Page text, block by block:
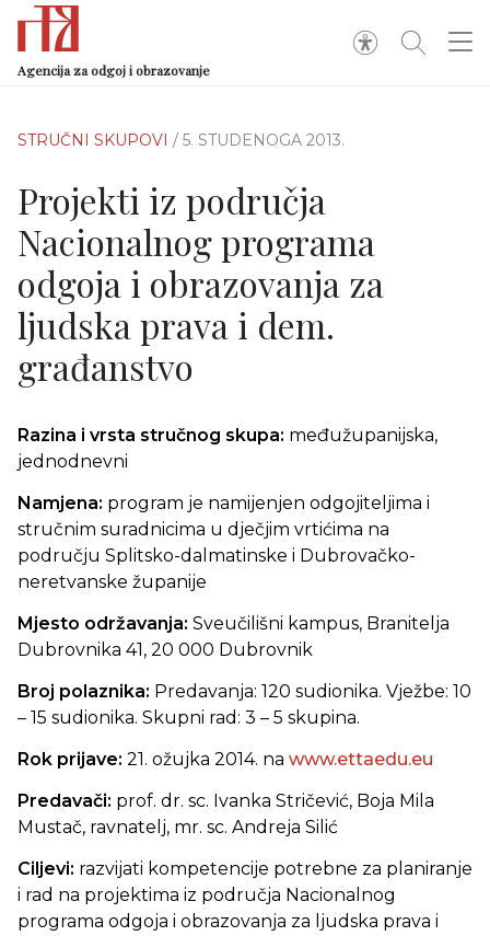
Agencija za odgoj i obrazovanje
STRUČNI SKUPOVI / 5. STUDENOGA 2013.
Projekti iz područja
Nacionalnog programa
odgoja i obrazovanja za
ljudska prava i dem.
građanstvo
Razina i vrsta stručnog skupa: međužupanijska,
jednodnevni
Namjena: program je namijenjen odgojiteljima i
stručnim suradnicima u dječjim vrtićima na
području Splitsko-dalmatinske i Dubrovačko-
neretvanske županije
Mjesto održavanja: Sveučilišni kampus, Branitelja
Dubrovnika 41, 20 000 Dubrovnik
Broj polaznika: Predavanja: 120 sudionika. Vježbe: 10
– 15 sudionika. Skupni rad: 3 – 5 skupina.
Rok prijave: 21. ožujka 2014. na www.ettaedu.eu
Predavači: prof. dr. sc. Ivanka Stričević, Boja Mila
Mustač, ravnatelj, mr. sc. Andreja Silić
Ciljevi: razvijati kompetencije potrebne za planiranje
i rad na projektima iz područja Nacionalnog
programa odgoja i obrazovanja za ljudska prava i